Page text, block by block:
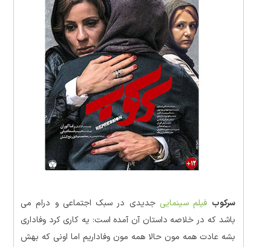
سرکوب فیلم سینمایی جدیدی در سبک اجتماعی و درام می
باشد که در خلاصه داستان آن آمده است: یه کاری کرد وفاداری
بشه عادت همه مون حالا همه مون وفاداریم اما اونی که بهش